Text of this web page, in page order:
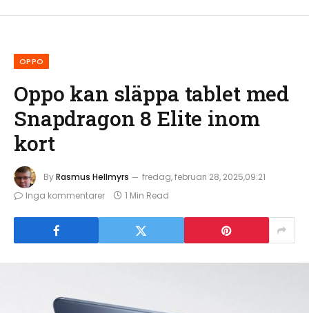
OPPO
Oppo kan släppa tablet med
Snapdragon 8 Elite inom
kort
ByRasmus Hellmyrs
fredag, februari 28, 2025,09:21
Inga kommentarer
1 Min Read